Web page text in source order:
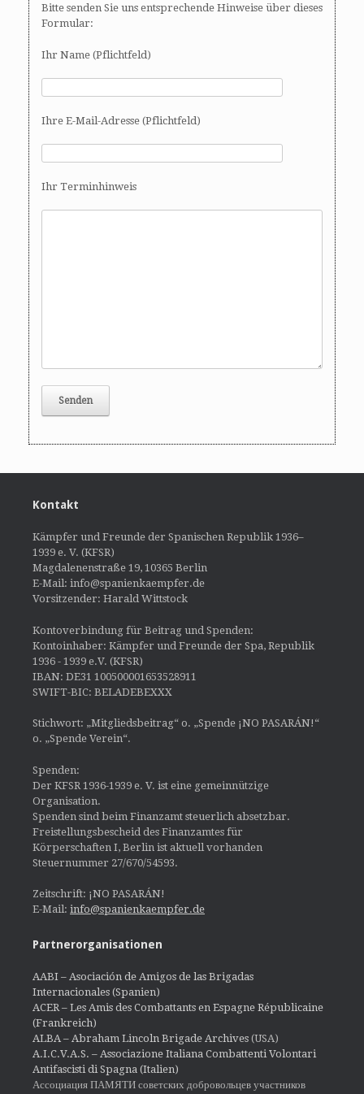
Bitte senden Sie uns entsprechende Hinweise über dieses
Formular:
Ihr Name (Pflichtfeld)
Ihre E-Mail-Adresse (Pflichtfeld)
Ihr Terminhinweis
Kontakt
Kämpfer und Freunde der Spanischen Republik 1936–
1939 e. V. (KFSR)
Magdalenenstraße 19, 10365 Berlin
E-Mail: info@spanienkaempfer.de
Vorsitzender: Harald Wittstock
Kontoverbindung für Beitrag und Spenden:
Kontoinhaber: Kämpfer und Freunde der Spa, Republik
1936 - 1939 e.V. (KFSR)
IBAN: DE31 100500001653528911
SWIFT-BIC: BELADEBEXXX
Stichwort: „Mitgliedsbeitrag“ o. „Spende ¡NO PASARÁN!“
o. „Spende Verein“.
Spenden:
Der KFSR 1936-1939 e. V. ist eine gemeinnützige
Organisation.
Spenden sind beim Finanzamt steuerlich absetzbar.
Freistellungsbescheid des Finanzamtes für
Körperschaften I, Berlin ist aktuell vorhanden
Steuernummer 27/670/54593.
Zeitschrift: ¡NO PASARÁN!
E-Mail: info@spanienkaempfer.de
Partnerorganisationen
AABI – Asociación de Amigos de las Brigadas
Internacionales (Spanien)
ACER – Les Amis des Combattants en Espagne Républicaine
(Frankreich)
ALBA – Abraham Lincoln Brigade Archives (USA)
A.I.C.V.A.S. – Associazione Italiana Combattenti Volontari
Antifascisti di Spagna (Italien)
Ассоциация ПАМЯТИ советских добровольцев участников